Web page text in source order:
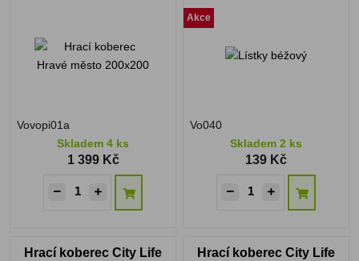
Vovopi01a
Skladem 4 ks
1 399 Kč
Akce
Vo040
Skladem 2 ks
139 Kč
Hrací koberec City Life
Hrací koberec City Life